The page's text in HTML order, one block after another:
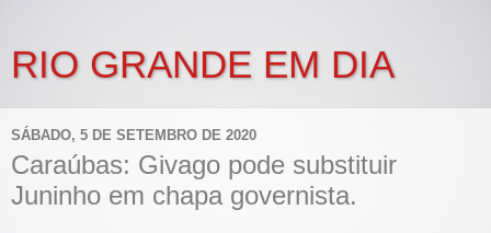
RIO GRANDE EM DIA
SÁBADO, 5 DE SETEMBRO DE 2020
Caraúbas: Givago pode substituir
Juninho em chapa governista.